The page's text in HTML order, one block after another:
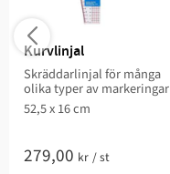
Kurvlinjal
Skräddarlinjal för många
olika typer av markeringar
52,5 x 16 cm
279,00 kr /st